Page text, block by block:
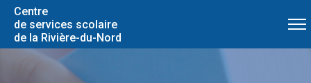
Centre
de services scolaire
de la Rivière-du-Nord